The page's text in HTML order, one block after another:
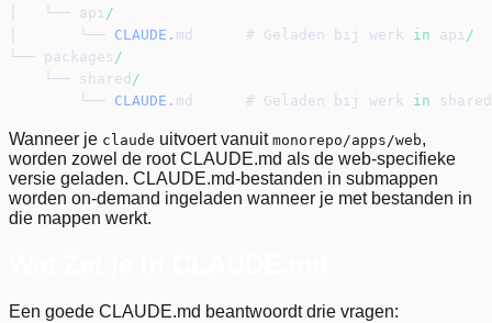
│   └── api /
│       └── CLAUDE . md      # Geladen bij werk in api /
└── packages /
    └── shared
/
        └──
CLAUDE . md      # Geladen bij werk in shared
Wanneer je claude uitvoert vanuit monorepo/apps/web,
worden zowel de root CLAUDE.md als de web-specifieke
versie geladen. CLAUDE.md-bestanden in submappen
worden on-demand ingeladen wanneer je met bestanden in
die mappen werkt.
Een goede CLAUDE.md beantwoordt drie vragen: